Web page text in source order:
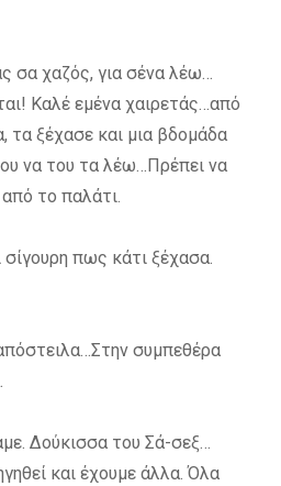
σα χαζός, για σένα λέω…
Καλέ εμένα χαιρετάς…από
τα ξέχασε και μια βδομάδα
να του τα λέω…Πρέπει να
το παλάτι.
σίγουρη πως κάτι ξέχασα.
συμπεθέρα
Δούκισσα του Σά-σεξ…
και έχουμε άλλα. Όλα